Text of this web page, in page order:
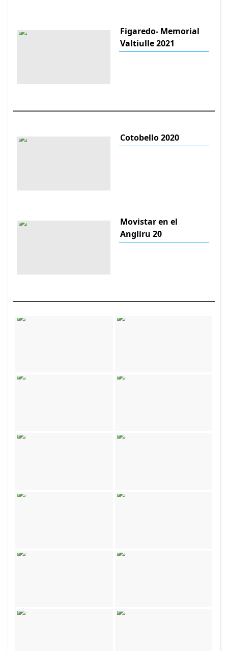
Figaredo- Memorial
Valtiulle 2021
Cotobello 2020
Movistar en el
Angliru 20